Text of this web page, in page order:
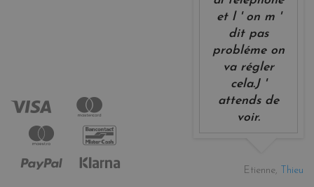
et l ' on m '
dit pas
probléme on
va régler
cela.J '
attends de
voir.
Etienne, Thieu